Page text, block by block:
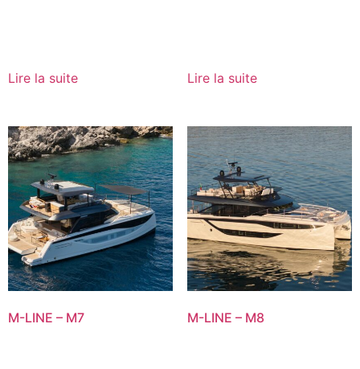
Lire la suite Lire la suite
M-LINE – M7 M-LINE – M8